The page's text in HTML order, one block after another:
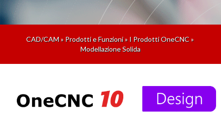
CAD/CAM» Prodotti e Funzioni» I Prodotti OneCNC»
Modellazione Solida